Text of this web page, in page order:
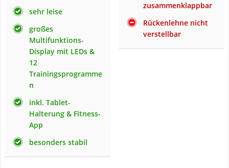
sehr leise
großes
Multifunktions-
Display mit LEDs &
12
Trainingsprogramme
n
inkl. Tablet-
Halterung & Fitness-
App
besonders stabil
zusammenklappbar
Rückenlehne nicht
verstellbar